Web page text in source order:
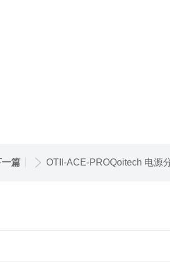
一篇 OTII-ACE-PROQoitech 电源分析记录仪